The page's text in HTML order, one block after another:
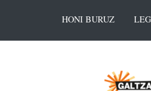
HONI BURUZ